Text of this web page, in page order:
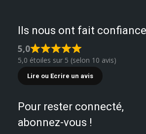
Ils nous ont fait confiance
5,0
5,0 étoiles sur 5 (selon 10 avis)
Lire ou Ecrire un avis
Pour rester connecté,
abonnez-vous !